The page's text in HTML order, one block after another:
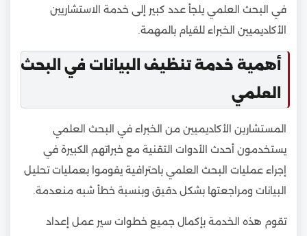
في البحث العلمي يلجأ عدد كبير إلى خدمة الاستشاريين
الأكاديميين الخبراء للقيام بالمهمة.
أهمية خدمة تنظيف البيانات في البحث
العلمي
المستشارين الأكاديميين من الخبراء في البحث العلمي
يستخدمون أحدث الأدوات التقنية مع خبراتهم الكبيرة في
إجراء عمليات البحث العلمي باحترافية يقوموا بعمليات تحليل
البيانات ومراجعتها بشكل دقيق وبنسبة خطأ شبه منعدمة.
تقوم هذه الخدمة بإكمال جميع خطوات سير عمل إعداد